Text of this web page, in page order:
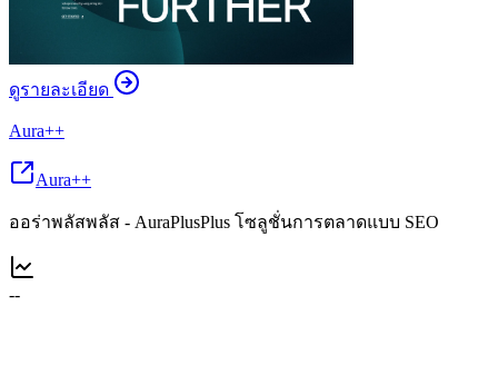
ดูรายละเอียด
Aura++
Aura++
ออร่าพลัสพลัส - AuraPlusPlus โซลูชั่นการตลาดแบบ SEO
--